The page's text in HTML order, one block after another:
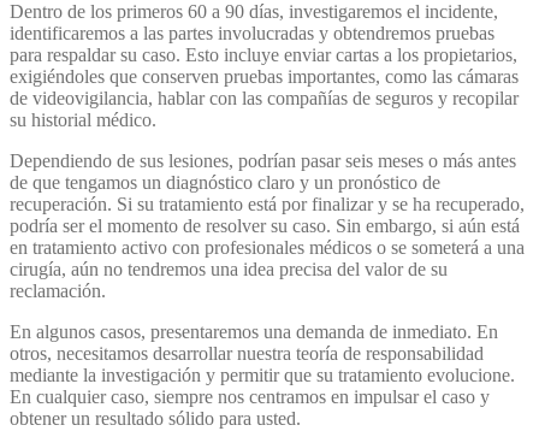
Dentro de los primeros 60 a 90 días, investigaremos el incidente,
identificaremos a las partes involucradas y obtendremos pruebas
para respaldar su caso. Esto incluye enviar cartas a los propietarios,
exigiéndoles que conserven pruebas importantes, como las cámaras
de videovigilancia, hablar con las compañías de seguros y recopilar
su historial médico.
Dependiendo de sus lesiones, podrían pasar seis meses o más antes
de que tengamos un diagnóstico claro y un pronóstico de
recuperación. Si su tratamiento está por finalizar y se ha recuperado,
podría ser el momento de resolver su caso. Sin embargo, si aún está
en tratamiento activo con profesionales médicos o se someterá a una
cirugía, aún no tendremos una idea precisa del valor de su
reclamación.
En algunos casos, presentaremos una demanda de inmediato. En
otros, necesitamos desarrollar nuestra teoría de responsabilidad
mediante la investigación y permitir que su tratamiento evolucione.
En cualquier caso, siempre nos centramos en impulsar el caso y
obtener un resultado sólido para usted.